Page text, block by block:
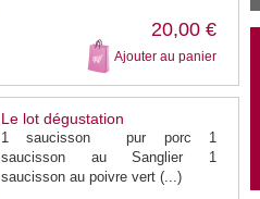
20,00 €
Ajouter au panier
Le lot dégustation
1 saucisson pur porc 1
saucisson au Sanglier 1
saucisson au poivre vert (...)